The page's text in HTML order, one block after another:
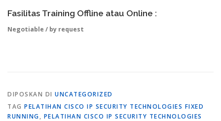
Fasilitas Training Offline atau Online :
Negotiable / by request
DIPOSKAN DI UNCATEGORIZED
TAG PELATIHAN CISCO IP SECURITY TECHNOLOGIES FIXED
RUNNING, PELATIHAN CISCO IP SECURITY TECHNOLOGIES